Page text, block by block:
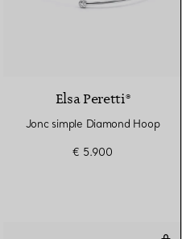
Elsa Peretti®
Jonc simple Diamond Hoop
€ 5.900